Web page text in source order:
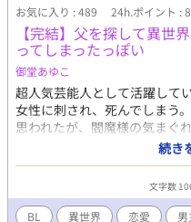
お気に入り : 489 24h.ポイント :
【完結】父を探して異世
ってしまったっぽい
御堂あゆこ
超人気芸能人として活躍して
女性に刺され、死んでしまう
思われたが、閻魔様の気まぐ
地獄行き回避の条件は、同じ
を償うことだった。 転生し
父を探して旅をし、成長し
男主人公、ファンタジー、ブ
家になろうに重複投稿してい
続き
文字数
BL 異世界 恋愛